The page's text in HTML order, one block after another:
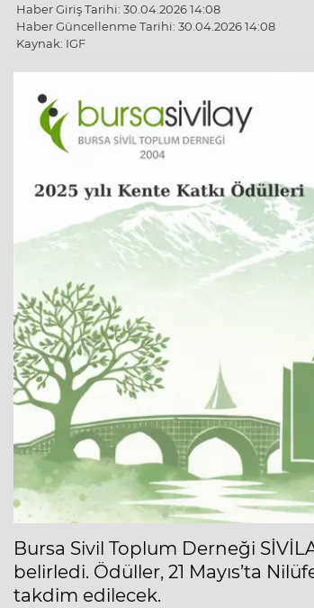
Haber Giriş Tarihi: 30.04.2026 14:08
Haber Güncellenme Tarihi: 30.04.2026 14:08
Kaynak: IGF
Bursa Sivil Toplum Derneği
belirledi. Ödüller, 21 Mayıs’ta
takdim edilecek.